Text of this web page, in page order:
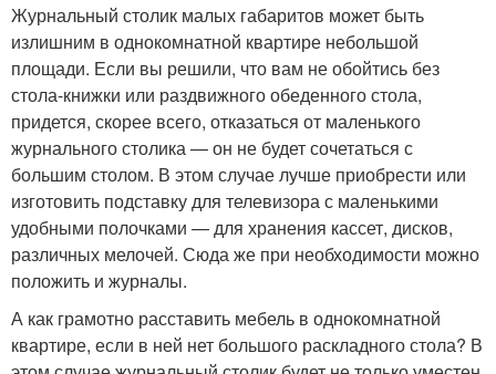
Журнальный столик малых габаритов может быть
излишним в однокомнатной квартире небольшой
площади. Если вы решили, что вам не обойтись без
стола-книжки или раздвижного обеденного стола,
придется, скорее всего, отказаться от маленького
журнального столика — он не будет сочетаться с
большим столом. В этом случае лучше приобрести или
изготовить подставку для телевизора с маленькими
удобными полочками — для хранения кассет, дисков,
различных мелочей. Сюда же при необходимости можно
положить и журналы.
А как грамотно расставить мебель в однокомнатной
квартире, если в ней нет большого раскладного стола? В